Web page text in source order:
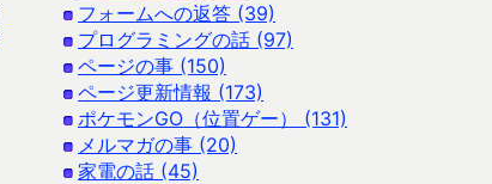
フォームへの返答 (39)
プログラミングの話 (97)
ページの事 (150)
ページ更新情報 (173)
ポケモンGO（位置ゲー） (131)
メルマガの事 (20)
家電の話 (45)